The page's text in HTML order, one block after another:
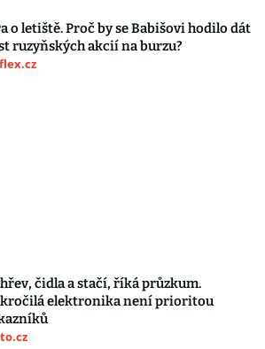
o letiště. Proč by se Babišovi hodilo dát
ruzyňských akcií na burzu?
čidla a stačí, říká průzkum.
elektronika není prioritou